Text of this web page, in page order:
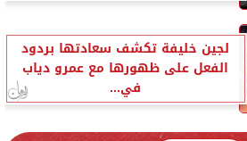
لجين خليفة تكشف سعادتها بردود
الفعل على ظهورها مع عمرو دياب
في...